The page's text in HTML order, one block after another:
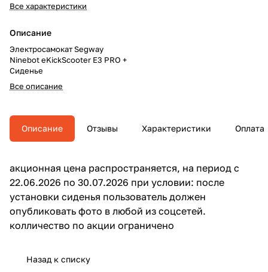
Все характеристики
Описание
Электросамокат Segway
Ninebot eKickScooter E3 PRO +
Сиденье
Все описание
Описание Отзывы Характеристики Оплата
акционная цена распространяется, на период с
22.06.2026 по 30.07.2026 при условии: после
установки сиденья пользователь должен
опубликовать фото в любой из соцсетей.
колличество по акции ограничено
Назад к списку